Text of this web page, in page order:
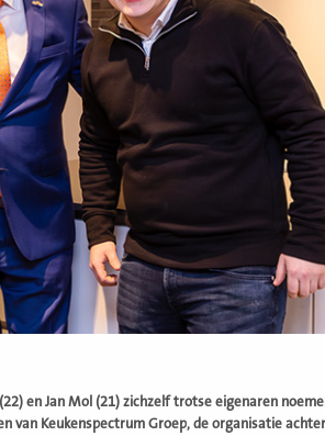
en Jan Mol (21) zichzelf trotse eigenaren
van Keukenspectrum Groep, de organisatie